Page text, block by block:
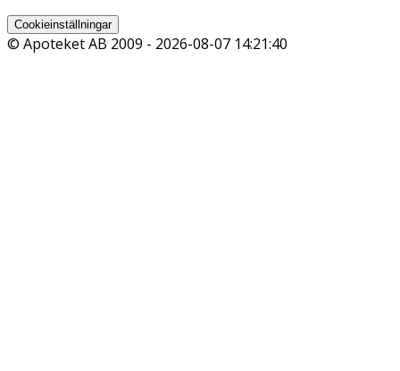
Cookieinställningar
© Apoteket AB 2009 - 2026-08-07 14:21:40